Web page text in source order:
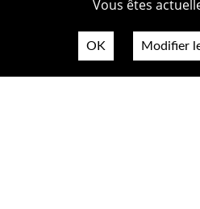
Vous êtes
OK Modifier